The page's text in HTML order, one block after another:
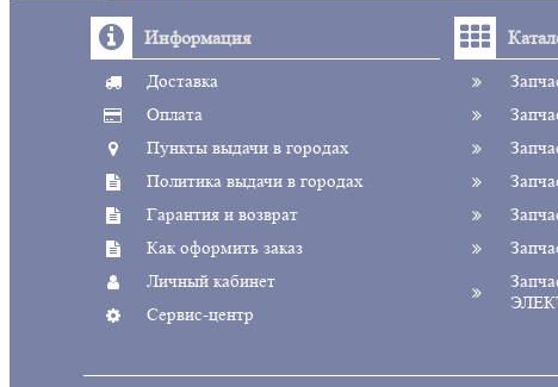
Информация
Доставка
Оплата
Пункты выдачи в городах
Политика выдачи в городах
Гарантия и возврат
Как оформить заказ
Личный кабинет
Сервис-центр